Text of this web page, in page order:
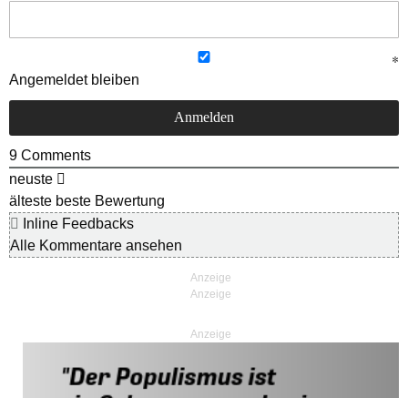
Angemeldet bleiben
9 Comments
neuste
älteste beste Bewertung
Inline Feedbacks
Alle Kommentare ansehen
Anzeige